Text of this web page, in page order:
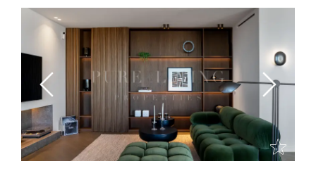
Previous Next